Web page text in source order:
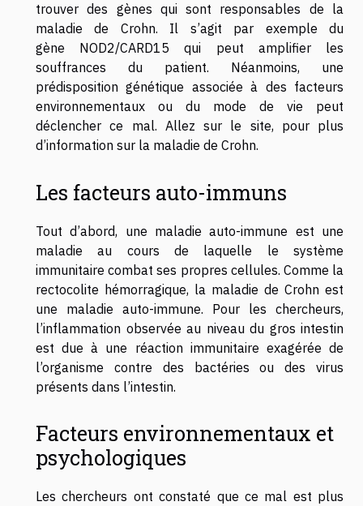
trouver des gènes qui sont responsables de la
maladie de Crohn. Il s’agit par exemple du
gène NOD2/CARD15 qui peut amplifier les
souffrances du patient. Néanmoins, une
prédisposition génétique associée à des facteurs
environnementaux ou du mode de vie peut
déclencher ce mal. Allez sur le site, pour plus
d’information sur la maladie de Crohn.
Les facteurs auto-immuns
Tout d’abord, une maladie auto-immune est une
maladie au cours de laquelle le système
immunitaire combat ses propres cellules. Comme la
rectocolite hémorragique, la maladie de Crohn est
une maladie auto-immune. Pour les chercheurs,
l’inflammation observée au niveau du gros intestin
est due à une réaction immunitaire exagérée de
l’organisme contre des bactéries ou des virus
présents dans l’intestin.
Facteurs environnementaux et
psychologiques
Les chercheurs ont constaté que ce mal est plus